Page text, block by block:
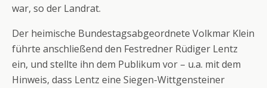
war, so der Landrat.
Der heimische Bundestagsabgeordnete Volkmar Klein
führte anschließend den Festredner Rüdiger Lentz
ein, und stellte ihn dem Publikum vor – u.a. mit dem
Hinweis, dass Lentz eine Siegen-Wittgensteiner